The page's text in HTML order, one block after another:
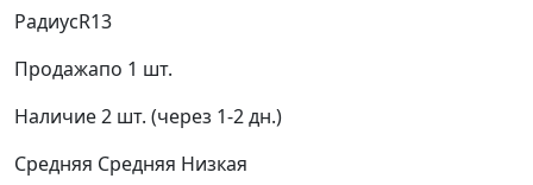
РадиусR13
Продажапо 1 шт.
Наличие2 шт. (через 1-2 дн.)
Средняя Средняя Низкая